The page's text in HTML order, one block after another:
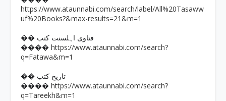
https://www.ataunnabi.com/search/label/All%20Tasaww
uf%20Books?&max-results=21&m=1
�� فتاوی اہلسنت کتب
���� https://www.ataunnabi.com/search?
q=Fatawa&m=1
�� تاریخ کتب
���� https://www.ataunnabi.com/search?
q=Tareekh&m=1